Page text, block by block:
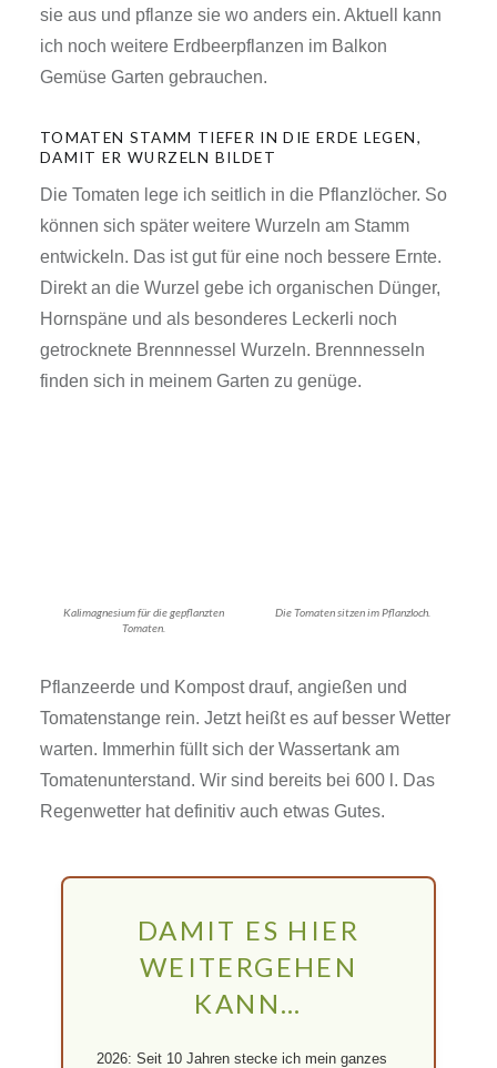
sie aus und pflanze sie wo anders ein. Aktuell kann
ich noch weitere Erdbeerpflanzen im Balkon
Gemüse Garten gebrauchen.
TOMATEN STAMM TIEFER IN DIE ERDE LEGEN,
DAMIT ER WURZELN BILDET
Die Tomaten lege ich seitlich in die Pflanzlöcher. So
können sich später weitere Wurzeln am Stamm
entwickeln. Das ist gut für eine noch bessere Ernte.
Direkt an die Wurzel gebe ich organischen Dünger,
Hornspäne und als besonderes Leckerli noch
getrocknete Brennnessel Wurzeln. Brennnesseln
finden sich in meinem Garten zu genüge.
Kalimagnesium für die gepflanzten
Tomaten.
Die Tomaten sitzen im Pflanzloch.
Pflanzeerde und Kompost drauf, angießen und
Tomatenstange rein. Jetzt heißt es auf besser Wetter
warten. Immerhin füllt sich der Wassertank am
Tomatenunterstand. Wir sind bereits bei 600 l. Das
Regenwetter hat definitiv auch etwas Gutes.
DAMIT ES HIER
WEITERGEHEN
KANN…
2026: Seit 10 Jahren stecke ich mein ganzes